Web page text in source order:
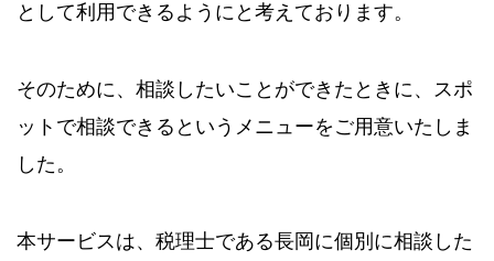
として利用できるようにと考えております。
そのために、相談したいことができたときに、スポ
ットで相談できるというメニューをご用意いたしま
した。
本サービスは、税理士である長岡に個別に相談した